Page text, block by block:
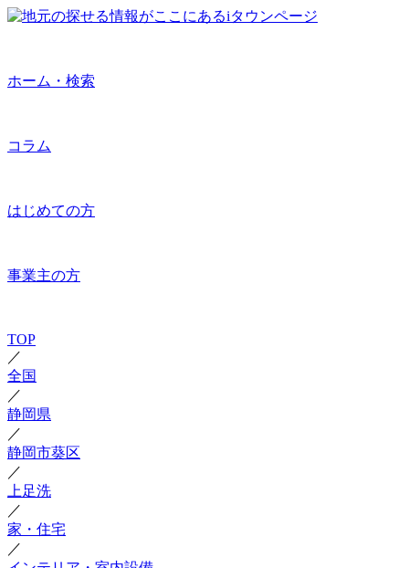
ホーム・検索
コラム
はじめての方
事業主の方
TOP
／
全国
／
静岡県
／
静岡市葵区
／
上足洗
／
家・住宅
／